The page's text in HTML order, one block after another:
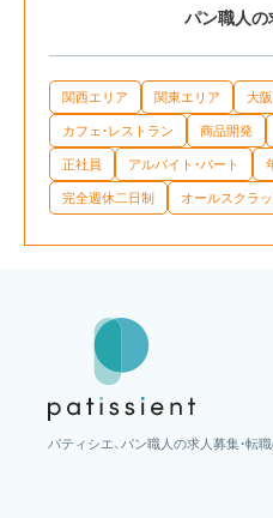
パン職人の
関西エリア 関東エリア 大
カフェ・レストラン 商品開発
正社員 アルバイト・パート
完全週休二日制 オールスクラ
パティシエ、パン職人の求人募集・転